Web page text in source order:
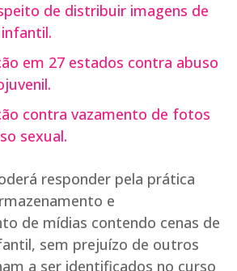
de distribuir imagens de
em 27 estados contra abuso
contra vazamento de fotos
sexual.
responder pela prática
e
de mídias contendo cenas de
sem prejuízo de outros
a ser identificados no curso